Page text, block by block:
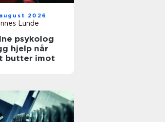
2026
Lunde
psykolog
hjelp når
butter imot